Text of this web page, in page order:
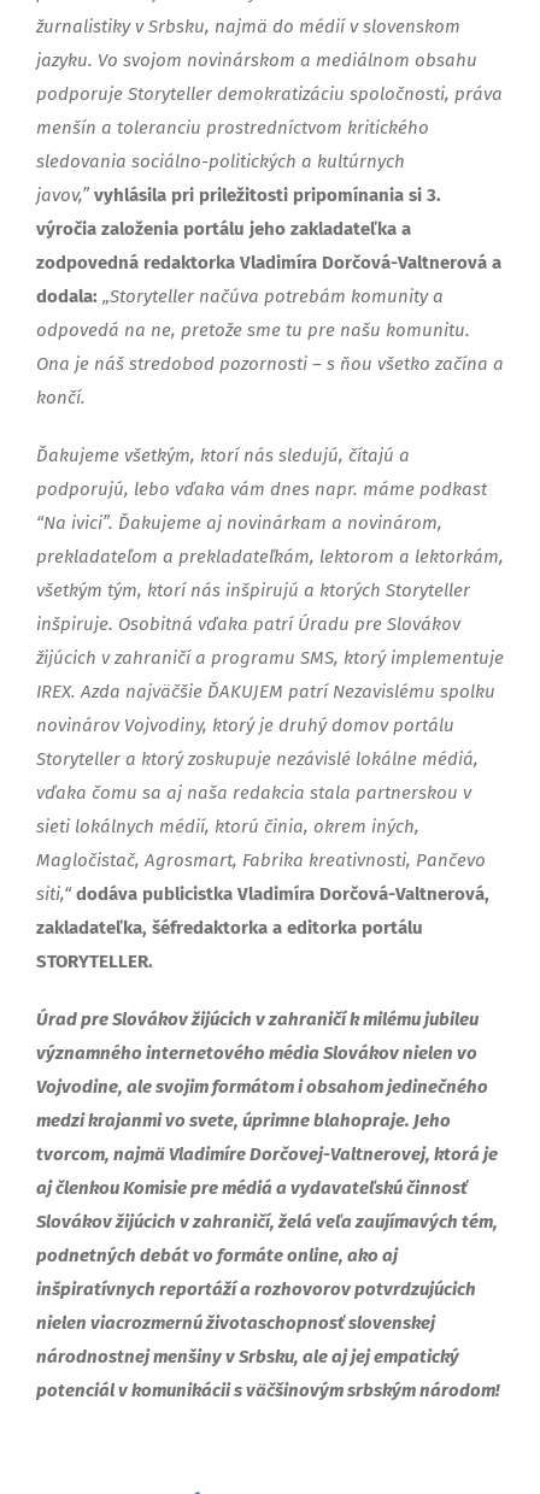
žurnalistiky v Srbsku, najmä do médií v slovenskom
jazyku. Vo svojom novinárskom a mediálnom obsahu
podporuje Storyteller demokratizáciu spoločnosti, práva
menšín a toleranciu prostredníctvom kritického
sledovania sociálno-politických a kultúrnych
javov,” vyhlásila pri priležitosti pripomínania si 3.
výročia založenia portálu jeho zakladateľka a
zodpovedná redaktorka Vladimíra Dorčová-Valtnerová a
dodala: „Storyteller načúva potrebám komunity a
odpovedá na ne, pretože sme tu pre našu komunitu.
Ona je náš stredobod pozornosti – s ňou všetko začína a
končí.
Ďakujeme všetkým, ktorí nás sledujú, čítajú a
podporujú, lebo vďaka vám dnes napr. máme podkast
“Na ivici”. Ďakujeme aj novinárkam a novinárom,
prekladateľom a prekladateľkám, lektorom a lektorkám,
všetkým tým, ktorí nás inšpirujú a ktorých Storyteller
inšpiruje. Osobitná vďaka patrí Úradu pre Slovákov
žijúcich v zahraničí a programu SMS, ktorý implementuje
IREX. Azda najväčšie ĎAKUJEM patrí Nezavislému spolku
novinárov Vojvodiny, ktorý je druhý domov portálu
Storyteller a ktorý zoskupuje nezávislé lokálne médiá,
vďaka čomu sa aj naša redakcia stala partnerskou v
sieti lokálnych médií, ktorú činia, okrem iných,
Magločistač, Agrosmart, Fabrika kreativnosti, Pančevo
siti,“dodáva publicistka Vladimíra Dorčová-Valtnerová,
zakladateľka, šéfredaktorka a editorka portálu
STORYTELLER.
Úrad pre Slovákov žijúcich v zahraničí k milému jubileu
významného internetového média Slovákov nielen vo
Vojvodine, ale svojim formátom i obsahom jedinečného
medzi krajanmi vo svete, úprimne blahopraje. Jeho
tvorcom, najmä Vladimíre Dorčovej-Valtnerovej, ktorá je
aj členkou Komisie pre médiá a vydavateľskú činnosť
Slovákov žijúcich v zahraničí, želá veľa zaujímavých tém,
podnetných debát vo formáte online, ako aj
inšpiratívnych reportáží a rozhovorov potvrdzujúcich
nielen viacrozmernú životaschopnosť slovenskej
národnostnej menšiny v Srbsku, ale aj jej empatický
potenciál v komunikácii s väčšinovým srbským národom!